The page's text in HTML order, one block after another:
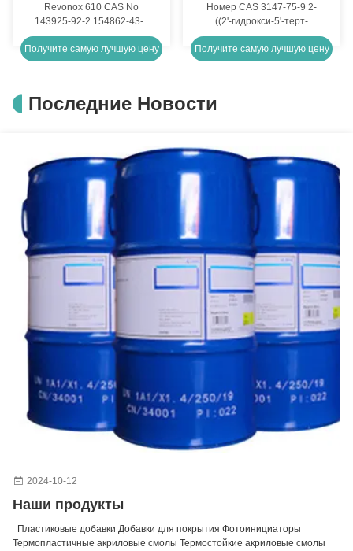
Revonox 610 CAS No
143925-92-2 154862-43-8
Антиоксиданты
Получите самую лучшую цену
Номер CAS 3147-75-9 2-
((2'-гидрокси-5'-терт-
октилфенил)
-бензотриазол Chiguard
5411
Получите самую лучшую цену
Последние Новости
2024-10-12
Наши продукты
Пластиковые добавки Добавки для покрытия Фотоинициаторы
Термопластичные акриловые смолы Термостойкие акриловые смолы